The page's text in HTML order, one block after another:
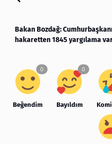
Bakan Bozdağ:
hakaretten 1845 yargılama
Beğendim Bayıldım